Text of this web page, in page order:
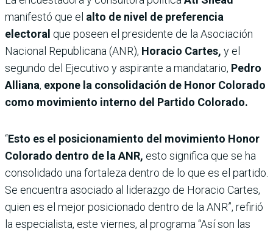
manifestó que el alto de nivel de preferencia
electoral que poseen el presidente de la Asociación
Nacional Republicana (ANR), Horacio Cartes, y el
segundo del Ejecutivo y aspirante a mandatario, Pedro
Alliana, expone la consolidación de Honor Colorado
como movimiento interno del Partido Colorado.
“Esto es el posicionamiento del movimiento Honor
Colorado dentro de la ANR, esto significa que se ha
consolidado una fortaleza dentro de lo que es el partido.
Se encuentra asociado al liderazgo de Horacio Cartes,
quien es el mejor posicionado dentro de la ANR”, refirió
la especialista, este viernes, al programa “Así son las